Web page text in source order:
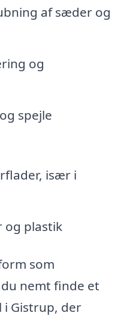
af sæder og
og
spejle
især i
og plastik
som
nemt finde et
Gistrup, der